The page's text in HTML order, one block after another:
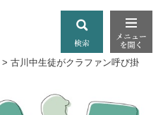
> 古川中生徒がクラファン呼び掛